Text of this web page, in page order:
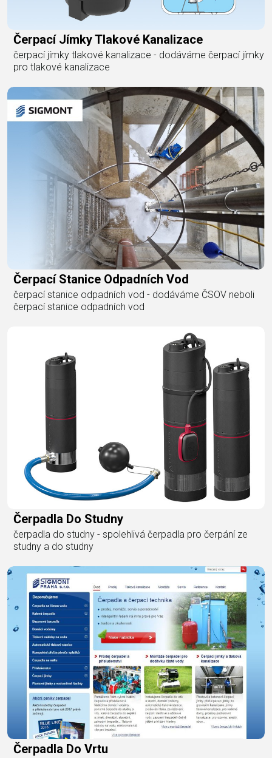
Čerpací Jímky Tlakové Kanalizace
čerpací jímky tlakové kanalizace - dodáváme čerpací jímky
pro tlakové kanalizace
Čerpací Stanice Odpadních Vod
čerpací stanice odpadních vod - dodáváme ČSOV neboli
čerpací stanice odpadních vod
Čerpadla Do Studny
čerpadla do studny - spolehlivá čerpadla pro čerpání ze
studny a do studny
Čerpadla Do Vrtu